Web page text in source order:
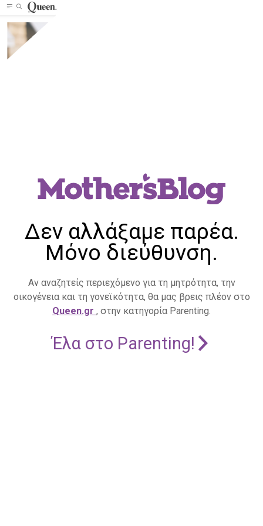
Δεν αλλάξαμε παρέα.
Μόνο διεύθυνση.
Αν αναζητείς περιεχόμενο για τη μητρότητα, την
οικογένεια και τη γονεϊκότητα, θα μας βρεις πλέον στο
Queen.gr , στην κατηγορία Parenting.
Έλα στο Parenting!